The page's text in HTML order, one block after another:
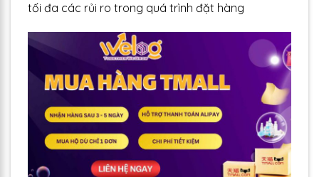
tối đa các rủi ro trong quá trình đặt hàng